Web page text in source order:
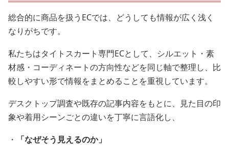
総合的に商品を扱うECでは、どうしても情報が広く浅く
なりがちです。
私たちはタイトスカート専門ECとして、シルエット・素
材感・コーディネートの方向性などを同じ軸で整理し、比
較しやすい形で情報をまとめることを重視しています。
デスクトップ調査や既存の記事内容をもとに、見た目の印
象や着用シーンごとの違いを丁寧に言語化し、
・
「なぜそう見えるのか」